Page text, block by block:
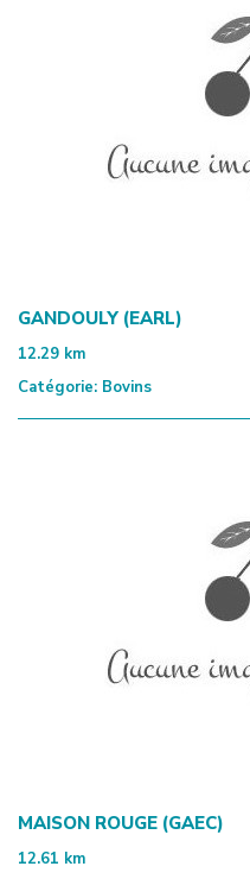
GANDOULY (EARL)
12.29 km
Catégorie: Bovins
MAISON ROUGE (GAEC)
12.61 km